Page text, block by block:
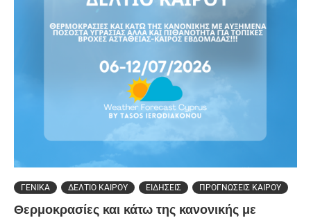
ΓΕΝΙΚΑ ΔΕΛΤΙΟ ΚΑΙΡΟΥ ΕΙΔΗΣΕΙΣ ΠΡΟΓΝΩΣΕΙΣ ΚΑΙΡΟΥ
Θερμοκρασίες και κάτω της κανονικής με